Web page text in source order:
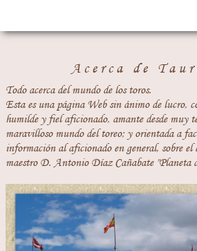
Acerca de
Todo acerca del mundo de los toros.
Esta es una página Web sin ánimo de lucro,
humilde y fiel aficionado, amante desde muy
maravilloso mundo del toreo; y orientada a
información al aficionado en general, sobre el
maestro D. Antonio Díaz Cañabate "Planeta